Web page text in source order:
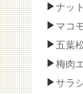
ナッ
マコ
五葉
梅肉
サラ